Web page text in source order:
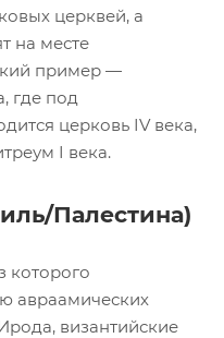
церквей, а
на месте
пример —
где под
церковь IV века,
I века.
Палестина)
которого
авраамических
византийские